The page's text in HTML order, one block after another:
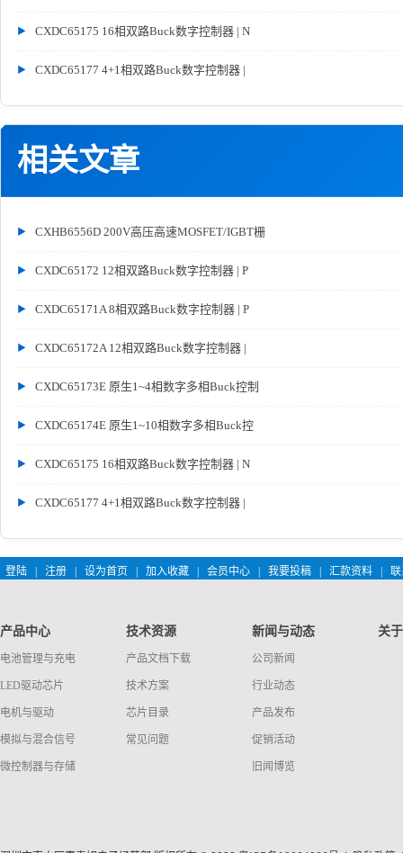
CXDC65175 16相双路Buck数字控制器 | N
CXDC65177 4+1相双路Buck数字控制器 |
相关文章
CXHB6556D 200V高压高速MOSFET/IGBT栅
CXDC65172 12相双路Buck数字控制器 | P
CXDC65171A 8相双路Buck数字控制器 | P
CXDC65172A 12相双路Buck数字控制器 |
CXDC65173E 原生1~4相数字多相Buck控制
CXDC65174E 原生1~10相数字多相Buck控
CXDC65175 16相双路Buck数字控制器 | N
CXDC65177 4+1相双路Buck数字控制器 |
登陆 注册 设为首页 加入收藏 会员中心 我要投稿 汇款资料
产品中心
电池管理与充电
LED驱动芯片
电机与驱动
模拟与混合信号
微控制器与存储
技术资源
产品文档下载
技术方案
芯片目录
常见问题
新闻与动态
公司新闻
行业动态
产品发布
促销活动
旧闻博览
关